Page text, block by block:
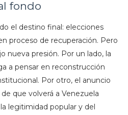
fondo
el destino final: elecciones
proceso de recuperación. Pero
nueva presión. Por un lado, la
a pensar en reconstrucción
Por otro, el anuncio
que volverá a Venezuela
legitimidad popular y del